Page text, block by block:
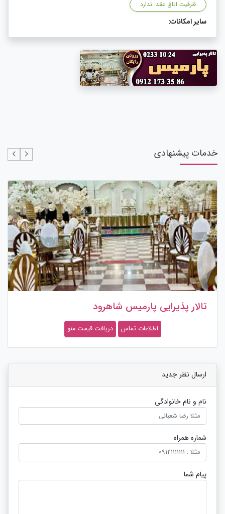
ظرفیت اتاق عقد: ندارد
سایر امکانات:
خدمات پیشنهادی
تالار پذیرایی پارمیس شاهرود
اطلاعات تماس دریافت قیمت منو
ارسال نظر جدید
نام و نام خانوادگی
شماره همراه
پیام شما